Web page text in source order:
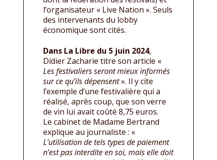
l’organisateur « Live Nation ». Seuls
des intervenants du lobby
économique sont cités.
Dans La Libre du 5 juin 2024,
Didier Zacharie titre son article «
Les festivaliers seront mieux informés
sur ce qu’ils dépensent». Il y cite
l’exemple d’une festivalière qui a
réalisé, après coup, que son verre
de vin lui avait coûté 8,75 euros.
Le cabinet de Madame Bertrand
explique au journaliste : «
L’utilisation de tels types de paiement
n’est pas interdite en soi, mais elle doit